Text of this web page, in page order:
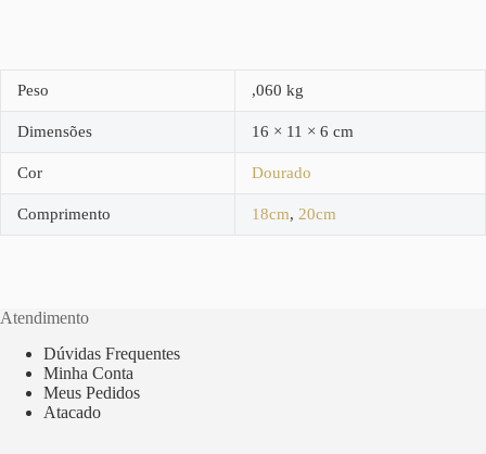
Peso ,060 kg
Dimensões 16 × 11 × 6 cm
Cor Dourado
Comprimento 18cm, 20cm
Atendimento
Dúvidas Frequentes
Minha Conta
Meus Pedidos
Atacado